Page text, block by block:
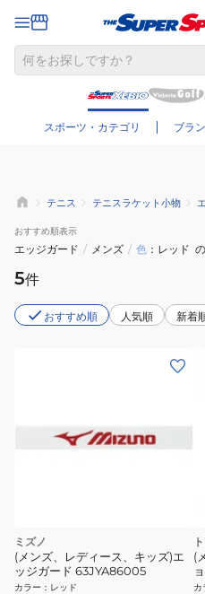
スポーツ・カテゴリ ブラ
さら
テニス テニスラケット小物
おすすめ順表示
エッジガード / メンズ / 色 レッド
5件
おすすめ順 人気順 新着
ミズノ
(メンズ、レディース、キッズ)エ
ッジガード 63JYA86005
カラー ： レッド
(
カ